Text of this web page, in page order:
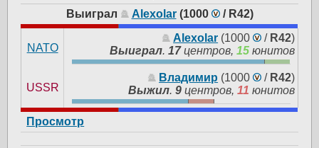
Выиграл
Alexolar (1000 / R42)
NATO
Alexolar (1000 / R42)
Выиграл.17центров,15 юнитов
USSR
Владимир (1000 / R42)
Выжил.9 центров,11 юнитов
Просмотр